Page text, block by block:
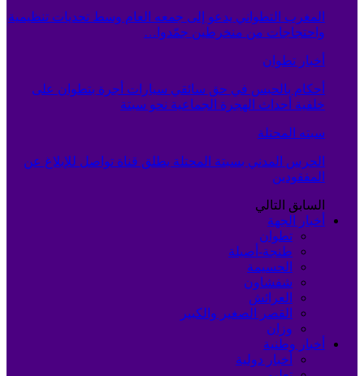
المغرب التطواني يدعو إلى جمعه العام وسط تحديات تنظيمية
واحتجاجات من منخرطين جمّدوا…
أخبار تطوان
أحكام بالحبس في حق سائقي سيارات أجرة بتطوان على
خلفية أحداث الهجرة الجماعية نحو سبتة
سبته المحتلة
الحرس المدني بسبتة المحتلة يطلق قناة تواصل للإبلاغ عن
المفقودين
السابق التالي
أخبار الجهة
تطوان
طنجة-أصيلة
الحسيمة
شفشاون
العرائش
القصر الصغير والكبير
وزان
أخبار وطنية
أخبار دولية